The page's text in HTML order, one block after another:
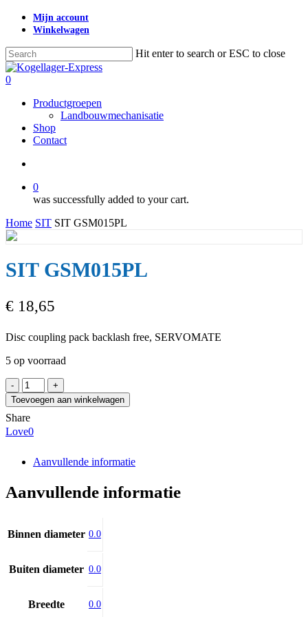
Skip
content
Mijn account
Winkelwagen
Hit enter to search or ESC to close
Close
Search
search
0
Productgroepen
Landbouwmechanisatie
Shop
Contact
0
was successfully added to your cart.
Home SIT SIT GSM015PL
SIT GSM015PL
€ 18,65
Disc coupling pack backlash free, SERVOMATE
5 op voorraad
SIT
GSM015PL
aantal
Toevoegen aan winkelwagen
Share
Love0
Aanvullende informatie
Aanvullende informatie
Binnen diameter 0.0
Buiten diameter 0.0
Breedte 0.0